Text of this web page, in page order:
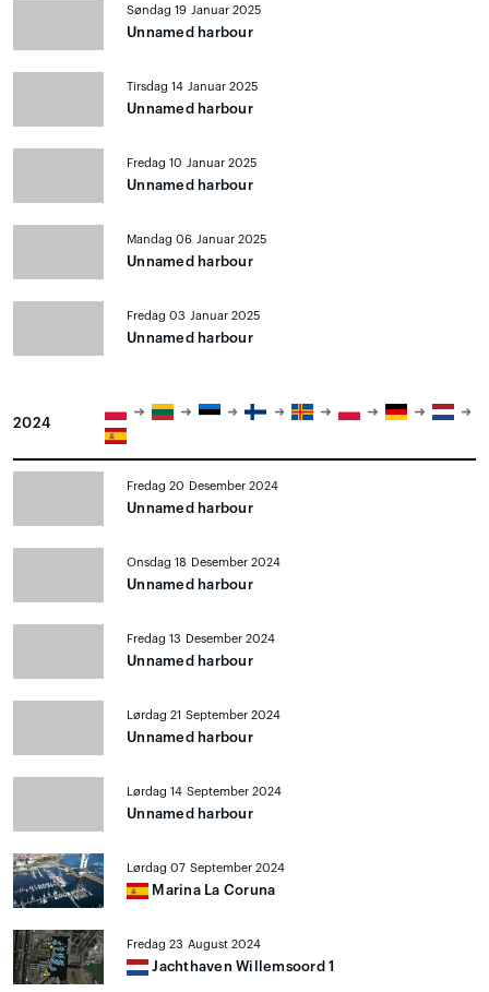
Søndag 19 Januar 2025
Unnamed harbour
Tirsdag 14 Januar 2025
Unnamed harbour
Fredag 10 Januar 2025
Unnamed harbour
Mandag 06 Januar 2025
Unnamed harbour
Fredag 03 Januar 2025
Unnamed harbour
2024
Fredag 20 Desember 2024
Unnamed harbour
Onsdag 18 Desember 2024
Unnamed harbour
Fredag 13 Desember 2024
Unnamed harbour
Lørdag 21 September 2024
Unnamed harbour
Lørdag 14 September 2024
Unnamed harbour
Lørdag 07 September 2024
Marina La Coruna
Fredag 23 August 2024
Jachthaven Willemsoord 1